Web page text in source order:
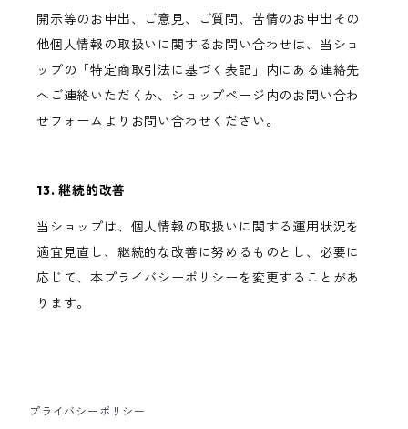
開示等のお申出、ご意見、ご質問、苦情のお申出その
他個人情報の取扱いに関するお問い合わせは、当ショ
ップの「特定商取引法に基づく表記」内にある連絡先
へご連絡いただくか、ショップページ内のお問い合わ
せフォームよりお問い合わせください。
13. 継続的改善
当ショップは、個人情報の取扱いに関する運用状況を
適宜見直し、継続的な改善に努めるものとし、必要に
応じて、本プライバシーポリシーを変更することがあ
ります。
プライバシーポリシー